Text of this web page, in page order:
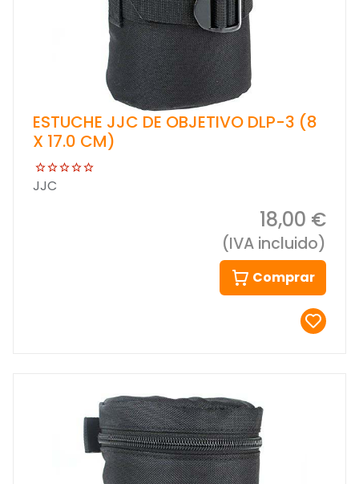
ESTUCHE JJC DE OBJETIVO DLP-3 (8
X 17.0 CM)
JJC
18,00 €
(IVA incluido)
Comprar